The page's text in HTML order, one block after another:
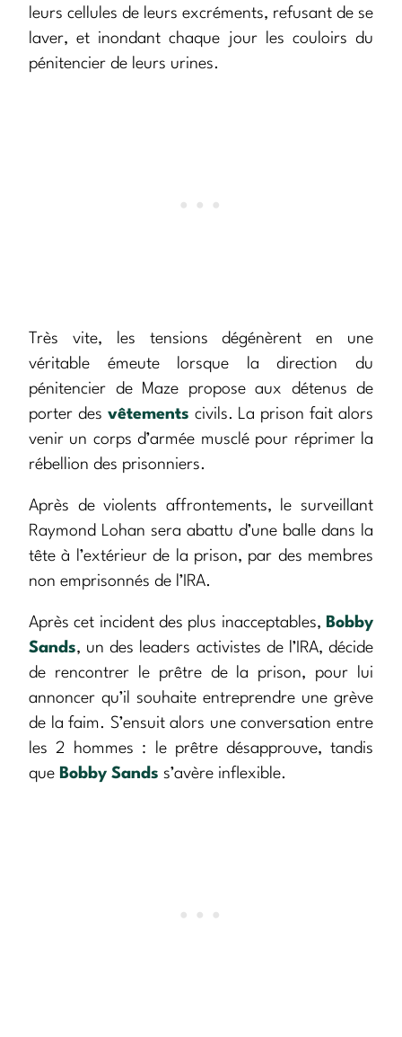
leurs cellules de leurs excréments, refusant de se
laver, et inondant chaque jour les couloirs du
pénitencier de leurs urines.
Très vite, les tensions dégénèrent en une
véritable émeute lorsque la direction du
pénitencier de Maze propose aux détenus de
porter des vêtements civils. La prison fait alors
venir un corps d’armée musclé pour réprimer la
rébellion des prisonniers.
Après de violents affrontements, le surveillant
Raymond Lohan sera abattu d’une balle dans la
tête à l’extérieur de la prison, par des membres
non emprisonnés de l’IRA.
Après cet incident des plus inacceptables, Bobby
Sands, un des leaders activistes de l’IRA, décide
de rencontrer le prêtre de la prison, pour lui
annoncer qu’il souhaite entreprendre une grève
de la faim. S’ensuit alors une conversation entre
les 2 hommes : le prêtre désapprouve, tandis
que Bobby Sands s’avère inflexible.